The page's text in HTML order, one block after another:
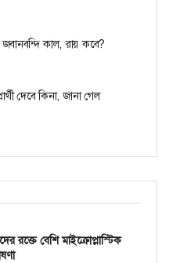
জবানবন্দি কাল, রায় কবে?
দেবে কিনা, জানা গেল
রক্তে বেশি মাইক্রোপ্লাস্টিক